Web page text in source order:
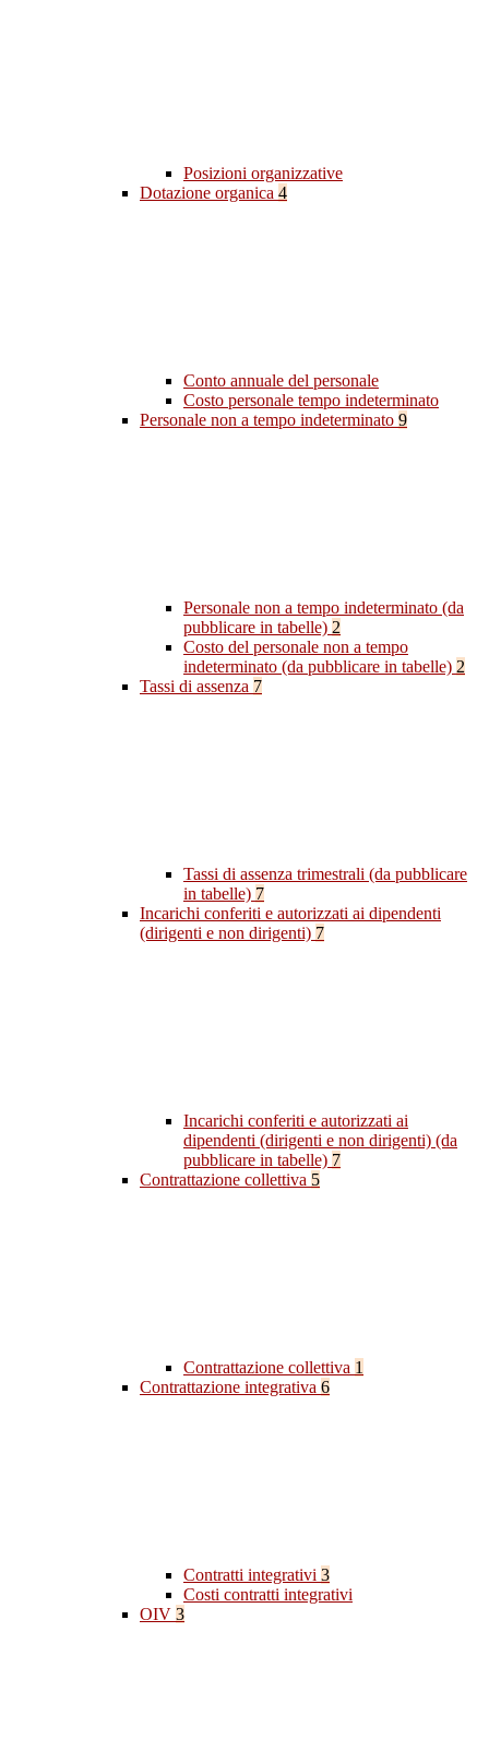
Posizioni organizzative
Dotazione organica 4
Conto annuale del personale
Costo personale tempo indeterminato
Personale non a tempo indeterminato 9
Personale non a tempo indeterminato (da
pubblicare in tabelle) 2
Costo del personale non a tempo
indeterminato (da pubblicare in tabelle) 2
Tassi di assenza 7
Tassi di assenza trimestrali (da pubblicare
in tabelle) 7
Incarichi conferiti e autorizzati ai dipendenti
(dirigenti e non dirigenti) 7
Incarichi conferiti e autorizzati ai
dipendenti (dirigenti e non dirigenti) (da
pubblicare in tabelle) 7
Contrattazione collettiva 5
Contrattazione collettiva 1
Contrattazione integrativa 6
Contratti integrativi 3
Costi contratti integrativi
OIV 3